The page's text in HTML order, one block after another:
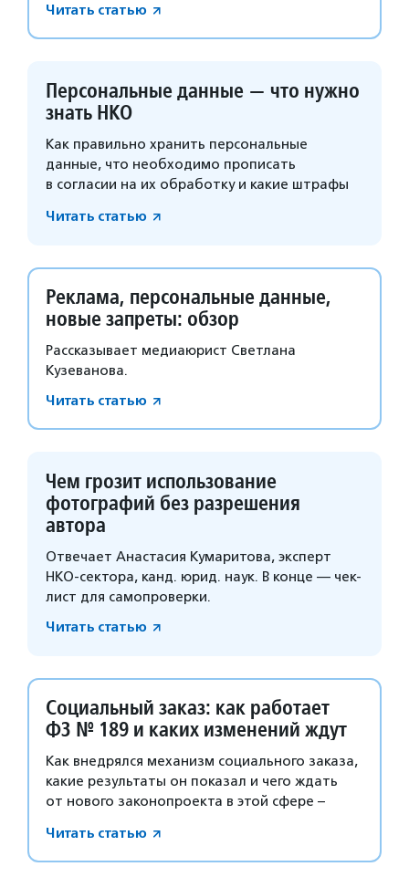
Читать статью
Персональные данные — что нужно
знать НКО
Как правильно хранить персональные
данные, что необходимо прописать
в согласии на их обработку и какие штрафы
Читать статью
Реклама, персональные данные,
новые запреты: обзор
Рассказывает медиаюрист Светлана
Кузеванова.
Читать статью
Чем грозит использование
фотографий без разрешения
автора
Отвечает Анастасия Кумаритова, эксперт
НКО-сектора, канд. юрид. наук. В конце — чек-
лист для самопроверки.
Читать статью
Социальный заказ: как работает
ФЗ № 189 и каких изменений ждут
Как внедрялся механизм социального заказа,
какие результаты он показал и чего ждать
от нового законопроекта в этой сфере –
Читать статью